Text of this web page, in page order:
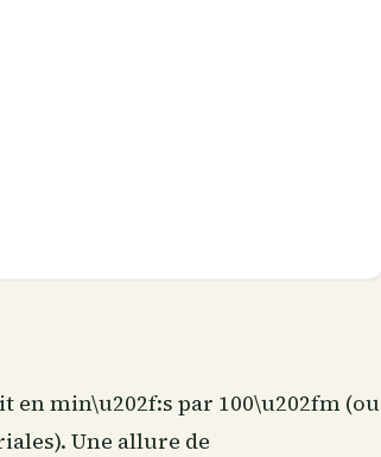
en min\u202f:s par 100\u202fm (ou
Une allure de